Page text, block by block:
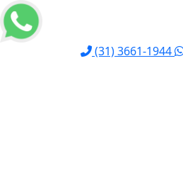
(31) 3661-1944